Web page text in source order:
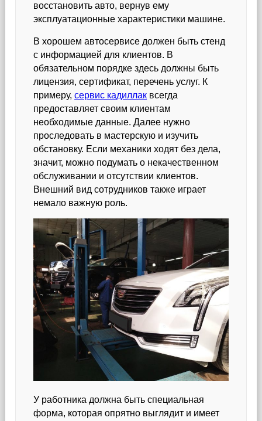
восстановить авто, вернув ему
эксплуатационные характеристики машине.
В хорошем автосервисе должен быть стенд
с информацией для клиентов. В
обязательном порядке здесь должны быть
лицензия, сертификат, перечень услуг. К
примеру,сервис кадиллак всегда
предоставляет своим клиентам
необходимые данные. Далее нужно
проследовать в мастерскую и изучить
обстановку. Если механики ходят без дела,
значит, можно подумать о некачественном
обслуживании и отсутствии клиентов.
Внешний вид сотрудников также играет
немало важную роль.
У работника должна быть специальная
форма, которая опрятно выглядит и имеет